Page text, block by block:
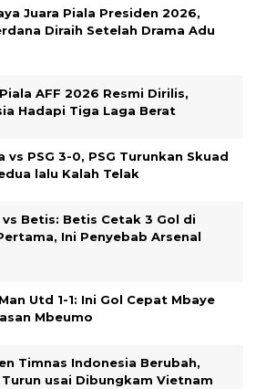
Juara Piala Presiden 2026,
Diraih Setelah Drama Adu
AFF 2026 Resmi Dirilis,
Hadapi Tiga Laga Berat
vs PSG 3-0, PSG Turunkan Skuad
lalu Kalah Telak
vs Betis: Betis Cetak 3 Gol di
Ini Penyebab Arsenal
Utd 1-1: Ini Gol Cepat Mbaye
Mbeumo
Timnas Indonesia Berubah,
Turun usai Dibungkam Vietnam